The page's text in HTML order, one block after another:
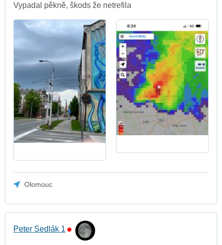
Vypadal pěkně, škods že netrefila
Olomouc
Peter Sedlák 1